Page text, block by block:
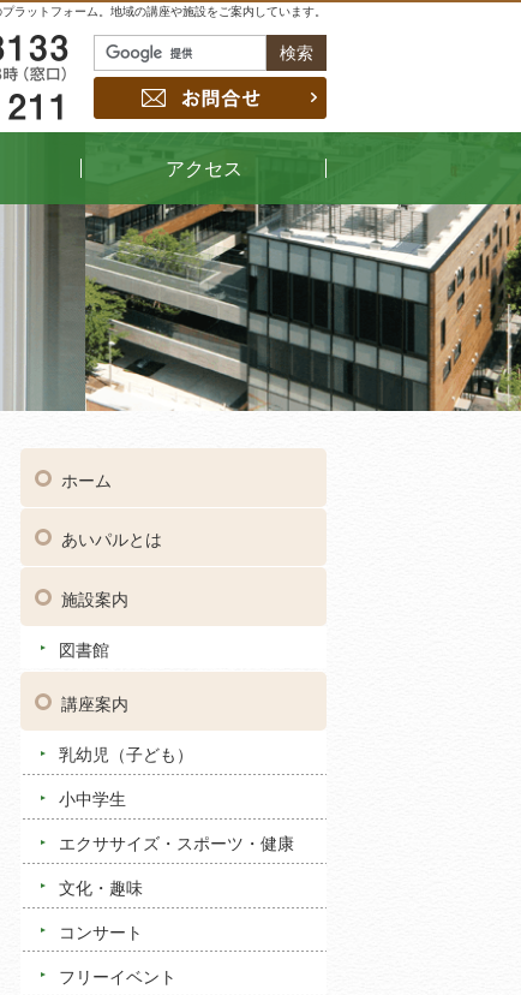
ラットフォーム。地域の講座や施設をご案内しています。
ホーム
あいパルとは
施設案内
図書館
講座案内
乳幼児（子ども）
小中学生
エクササイズ・スポーツ・健康
文化・趣味
コンサート
フリーイベント
048-229-3133
048-442-1211
アクセス